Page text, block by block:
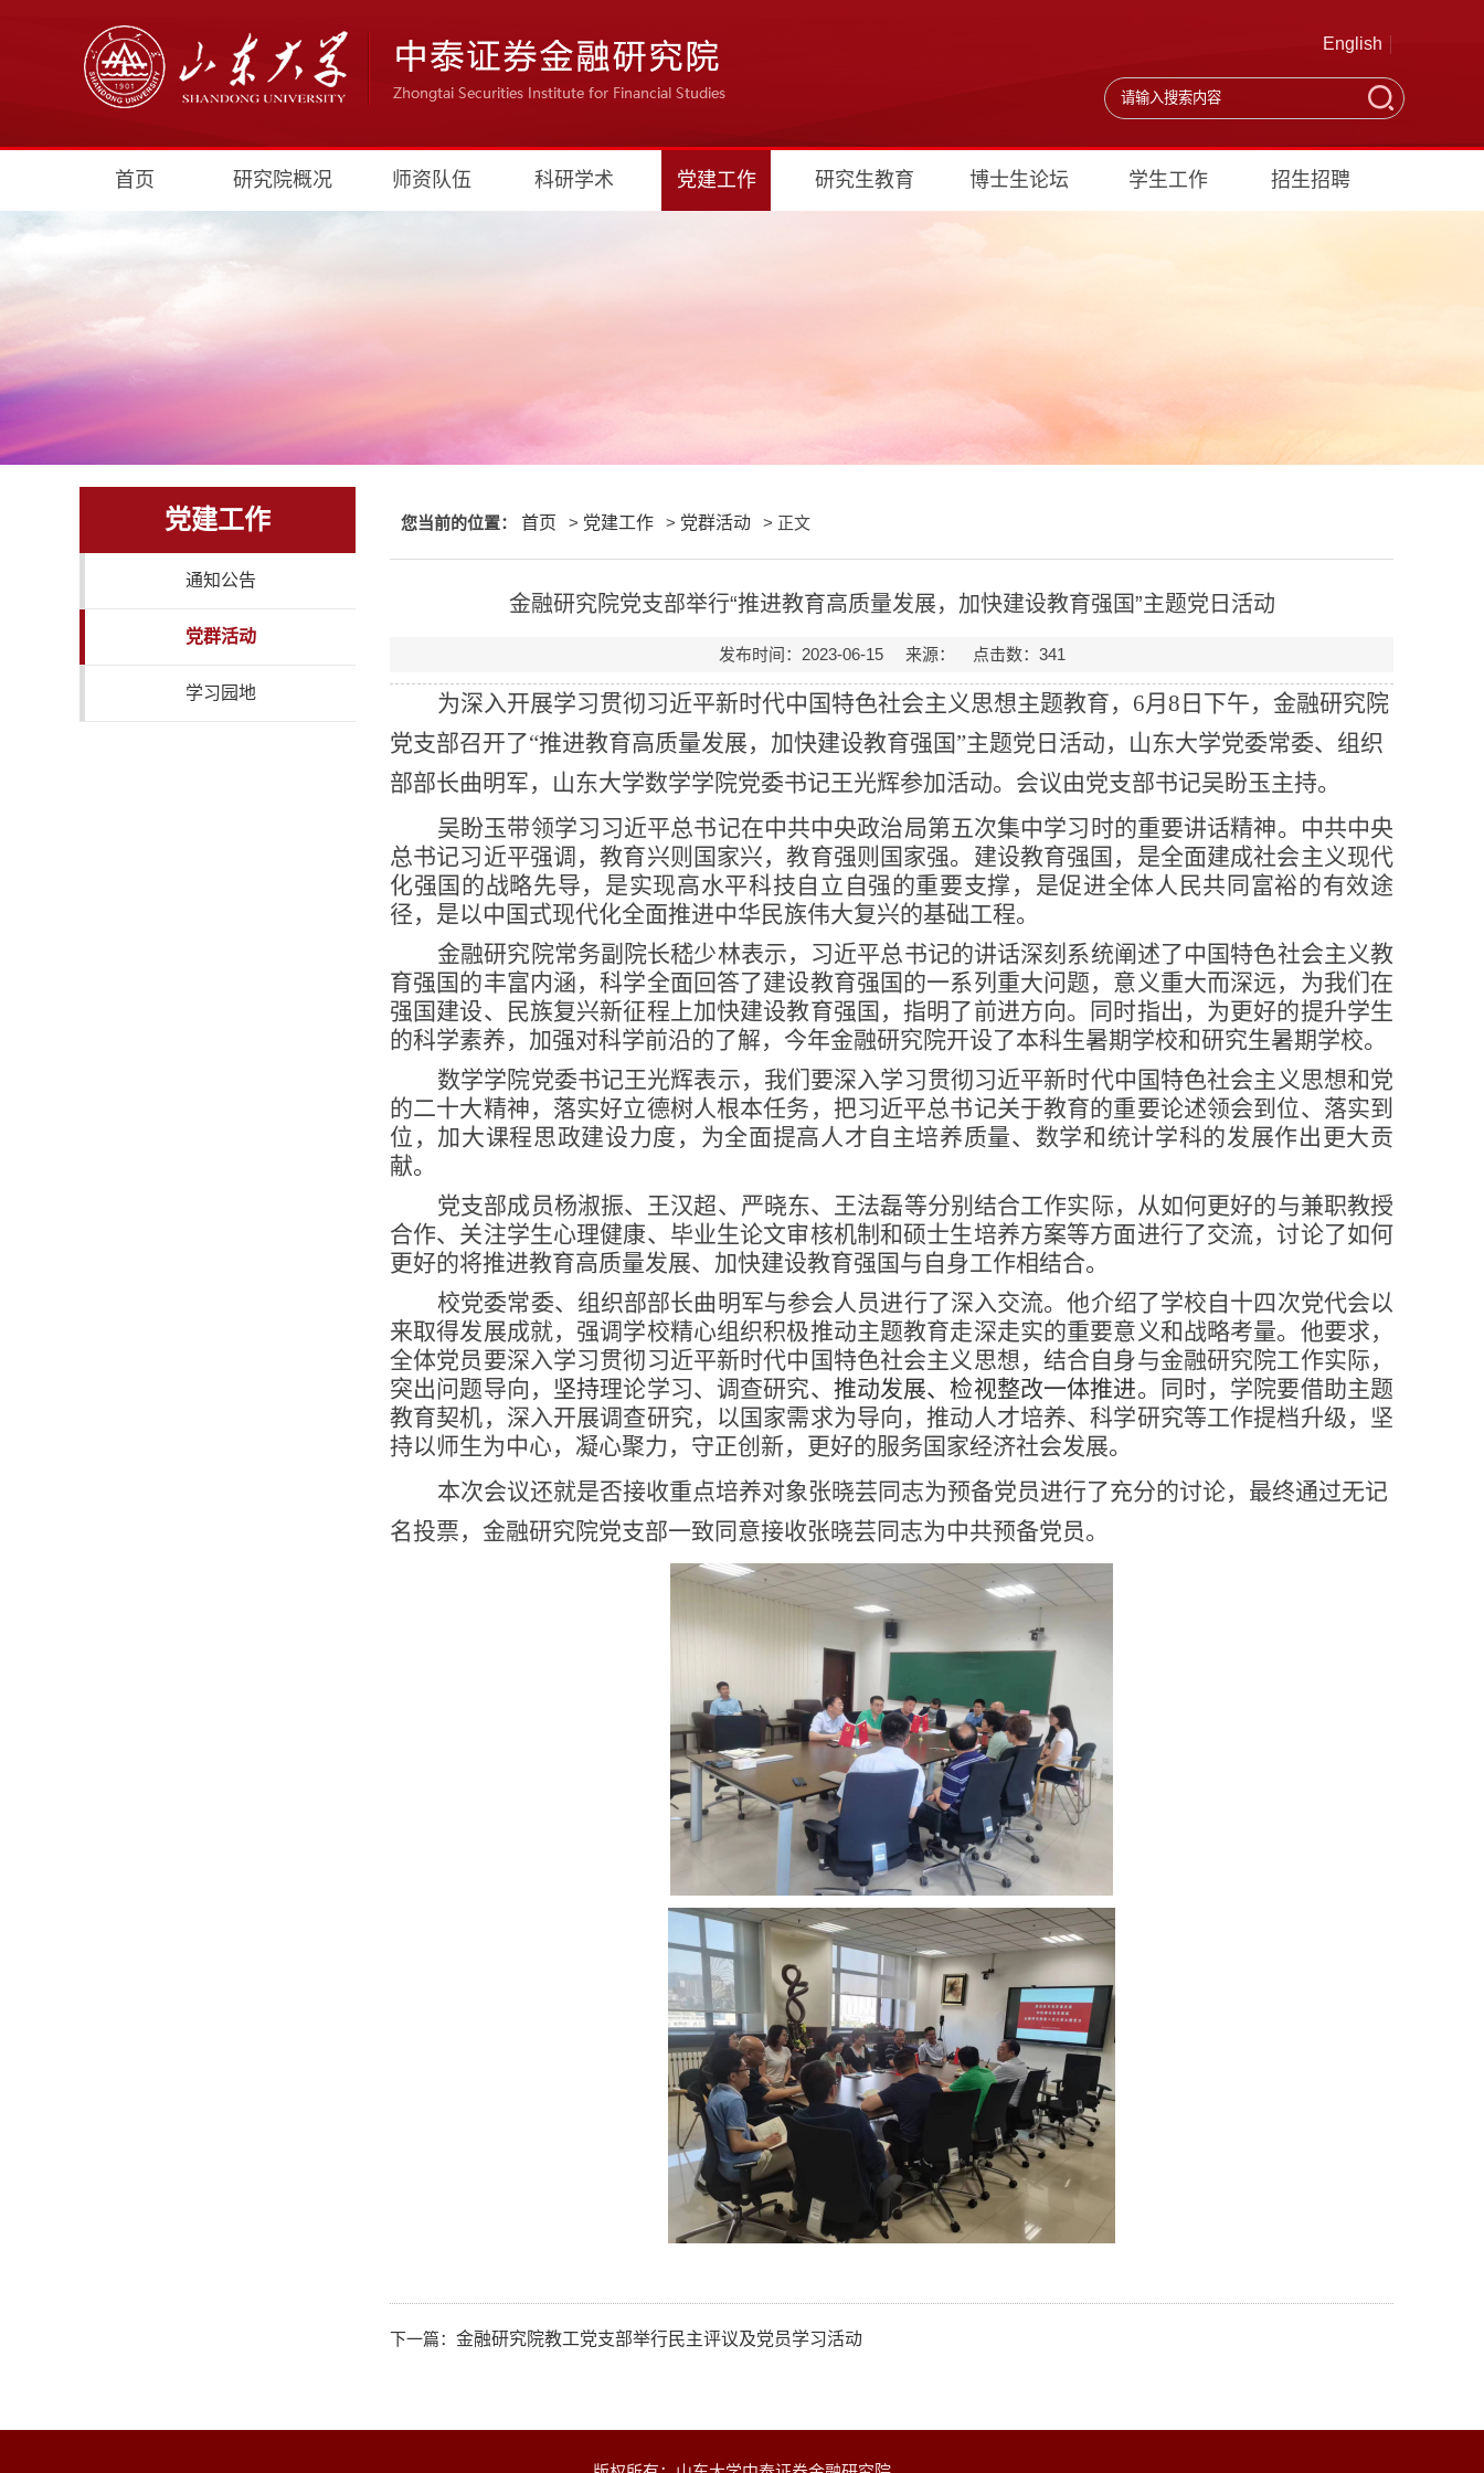
English
首页 研究院概况 师资队伍 科研学术 党建工作 研究生教育 博士生论坛 学生工作 招生招聘
党建工作
通知公告
党群活动
学习园地
您当前的位置： 首页 > 党建工作 > 党群活动 > 正文
金融研究院党支部举行“推进教育高质量发展，加快建设教育强国”主题党日活动
发布时间：2023-06-15 来源： 点击数： 341
为深入开展学习贯彻习近平新时代中国特色社会主义思想主题教育， 6月8日下午，金融研究院
党支部召开了“推进教育高质量发展，加快建设教育强国”主题党日活动， 山东大学党委常委、组织
部部长曲明军，山东大学数学学院党委书记王光辉参加活动。会议由党支部书记吴盼玉主持。
吴盼玉带领学习习近平总书记在中共中央政治局第五次集中学习时的重要讲话精神。中共中央
总书记习近平强调，教育兴则国家兴，教育强则国家强。建设教育强国，是全面建成社会主义现代
化强国的战略先导，是实现高水平科技自立自强的重要支撑，是促进全体人民共同富裕的有效途
径，是以中国式现代化全面推进中华民族伟大复兴的基础工程。
金融研究院常务副院长嵇少林表示，习近平总书记的讲话深刻系统阐述了中国特色社会主义教
育强国的丰富内涵，科学全面回答了建设教育强国的一系列重大问题，意义重大而深远，为我们在
强国建设、民族复兴新征程上加快建设教育强国，指明了前进方向。同时指出，为更好的提升学生
的科学素养，加强对科学前沿的了解，今年金融研究院开设了本科生暑期学校和研究生暑期学校。
数学学院党委书记王光辉表示， 我们要深入学习贯彻习近平新时代中国特色社会主义思想和党
的二十大精神，落实好立德树人根本任务，把习近平总书记关于教育的重要论述领会到位、落实到
位，加大课程思政建设力度，为全面提高人才自主培养质量、数学和统计学科的发展作出更大贡
献。
党支部成员杨淑振、王汉超、严晓东、王法磊等分别结合工作实际，从如何更好的与兼职教授
合作、关注学生心理健康、毕业生论文审核机制和硕士生培养方案等方面进行了交流，讨论了如何
更好的将推进教育高质量发展、加快建设教育强国与自身工作相结合。
校党委常委、组织部部长曲明军与参会人员进行了深入交流。他介绍了学校自十四次党代会以
来取得发展成就，强调学校精心组织积极推动主题教育走深走实的重要意义和战略考量。他要求，
全体党员要深入学习贯彻习近平新时代中国特色社会主义思想，结合自身与金融研究院工作实际，
突出问题导向， 坚持理论学习、调查研究、 推动发展、检视整改一体推进。同时，学院要借助主题
教育契机，深入开展调查研究，以国家需求为导向，推动人才培养、科学研究等工作提档升级，坚
持以师生为中心，凝心聚力，守正创新，更好的服务国家经济社会发展。
本次会议还就是否接收重点培养对象张晓芸同志为预备党员进行了充分的讨论，最终通过无记
名投票，金融研究院党支部一致同意接收张晓芸同志为中共预备党员。
下一篇： 金融研究院教工党支部举行民主评议及党员学习活动